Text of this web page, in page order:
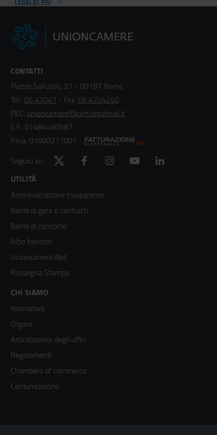
CONTATTI
Piazza Sallustio, 21 - 00187 Roma
Tel.: 06 47041 - Fax: 06 4704240
PEC: unioncamere@cert.legalmail.it
C.F.: 01484460587
P.Iva: 01000211001
Seguici su:
Twitter Facebook Instagram YouTube
Footer
menù
colonna
2
UTILITÀ
Amministrazione trasparente
Bandi di gara e contratti
Bandi di concorso
Albo fornitori
Unioncamere.Net
Rassegna Stampa
Footer
menù
colonna
3
CHI SIAMO
Normativa
Organi
Articolazione degli uffici
Regolamenti
Chambers of commerce
Comunicazione